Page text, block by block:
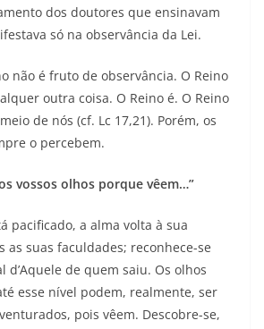
dos doutores que ensinavam
só na observância da Lei.
não é fruto de observância. O Reino
outra coisa. O Reino é. O Reino
de nós (cf. Lc 17,21). Porém, os
o percebem.
vossos olhos porque vêem…”
pacificado, a alma volta à sua
as suas faculdades; reconhece-se
d’Aquele de quem saiu. Os olhos
esse nível podem, realmente, ser
pois vêem. Descobre-se,